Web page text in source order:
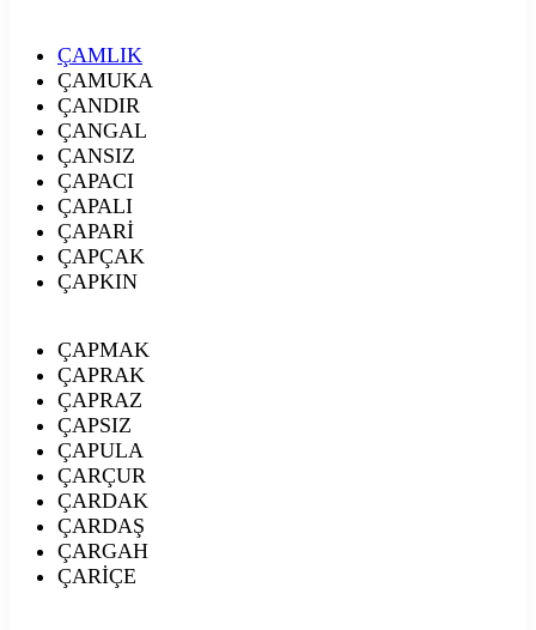
ÇAMLIK
ÇAMUKA
ÇANDIR
ÇANGAL
ÇANSIZ
ÇAPACI
ÇAPALI
ÇAPARİ
ÇAPÇAK
ÇAPKIN
ÇAPMAK
ÇAPRAK
ÇAPRAZ
ÇAPSIZ
ÇAPULA
ÇARÇUR
ÇARDAK
ÇARDAŞ
ÇARGAH
ÇARİÇE